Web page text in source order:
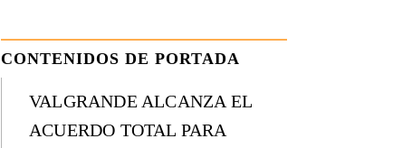
CONTENIDOS DE PORTADA
VALGRANDE ALCANZA EL
ACUERDO TOTAL PARA